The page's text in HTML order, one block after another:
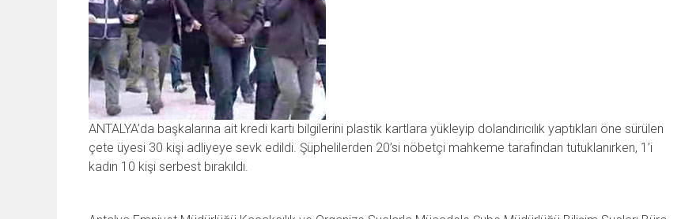
ANTALYA’da başkalarına ait kredi kartı bilgilerini plastik kartlara yükleyip dolandırıcılık yaptıkları öne sürülen
çete üyesi 30 kişi adliyeye sevk edildi. Şüphelilerden 20’si nöbetçi mahkeme tarafından tutuklanırken, 1’i
kadın 10 kişi serbest bırakıldı.